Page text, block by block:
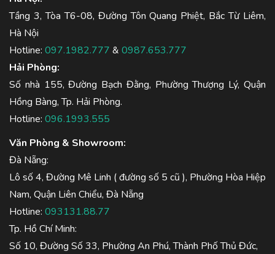
Tầng 3, Tòa T6-08, Đường Tôn Quang Phiệt, Bắc Từ Liêm,
Hà Nội
Hotline: 097.1982.777 & 0987.653.777
Hải Phòng:
Số nhà 155, Đường Bạch Đằng, Phường Thượng Lý, Quận
Hồng Bàng, Tp. Hải Phòng.
Hotline: 096.1993.555
Văn Phòng & Showroom:
Đà Nẵng:
Lô số 4, Đường Mê Linh ( đường số 5 cũ ), Phường Hòa Hiệp
Nam, Quận Liên Chiểu, Đà Nẵng
Hotline: 093131.88.77
Tp. Hồ Chí Minh:
Số 10, Đường Số 33, Phường An Phú, Thành Phố Thủ Đức,